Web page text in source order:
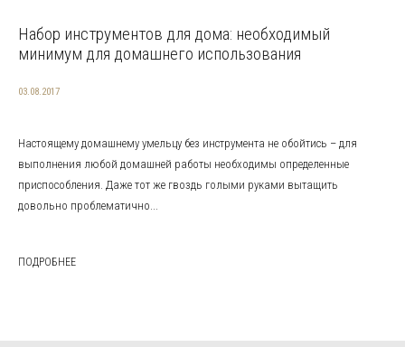
Набор инструментов для дома: необходимый
минимум для домашнего использования
03.08.2017
Настоящему домашнему умельцу без инструмента не обойтись – для
выполнения любой домашней работы необходимы определенные
приспособления. Даже тот же гвоздь голыми руками вытащить
довольно проблематично...
ПОДРОБНЕЕ